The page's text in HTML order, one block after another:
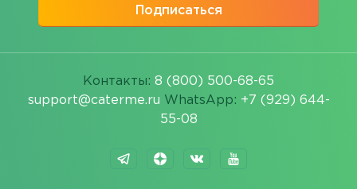
Подписаться
Контакты: 8 (800) 500-68-65
support@caterme.ru WhatsApp: +7 (929) 644-
55-08